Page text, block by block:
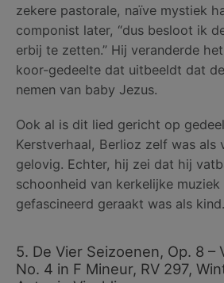
zekere pastorale, naïve mystiek
componist later, “dus besloot ik
erbij te zetten.” Hij veranderde
koor-gedeelte dat uitbeeldt dat
nemen van baby Jezus.
Ook al is dit lied gericht op
Kerstverhaal, Berlioz zelf was als
gelovig. Echter, hij zei dat hij
schoonheid van kerkelijke
gefascineerd geraakt was als kind.
5. De Vier Seizoenen, Op. 8 –
No. 4 in F Mineur, RV 297,